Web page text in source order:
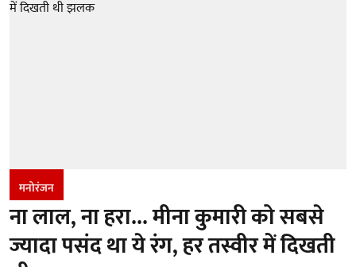
मनोरंजन
ना लाल, ना हरा... मीना कुमारी को सबसे
ज्यादा पसंद था ये रंग, हर तस्वीर में दिखती